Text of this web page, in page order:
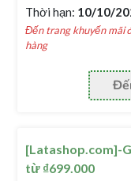
Thời hạn: 10/10/
Đến trang khuyến mãi
hàng
[Latashop.com]-
từ ₫699.000